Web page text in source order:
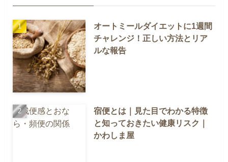
オートミールダイエットに1週間
チャレンジ！正しい方法とリア
ルな報告
宿便とは｜見た目でわかる特徴
と知っておきたい健康リスク｜
かわしま屋